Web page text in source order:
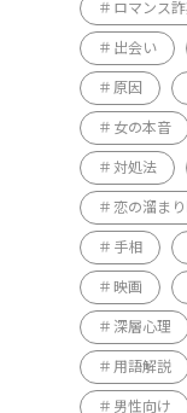
ロマンス
出会い
原因
女の本音
対処法
恋の溜まり
手相
映画
深層心理
用語解説
男性向け